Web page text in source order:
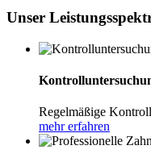
Unser
Regelmäßige
mehr erfahren